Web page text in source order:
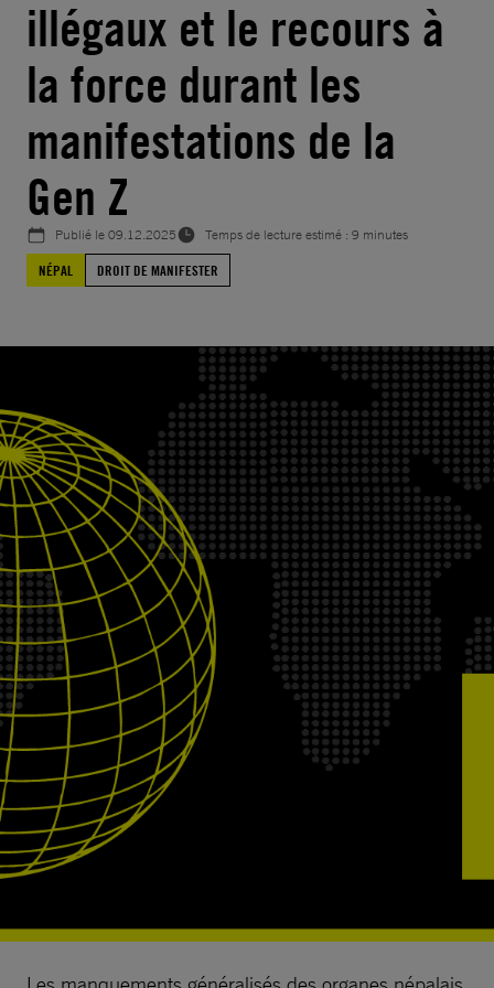
illégaux et le recours à
la force durant les
manifestations de la
Gen Z
Publié le09.12.2025
Temps de lecture estimé : 9 minutes
NÉPAL
DROIT DE MANIFESTER